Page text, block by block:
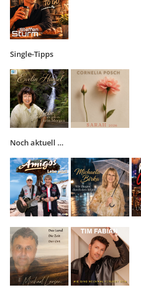
Single-Tipps
Noch aktuell …